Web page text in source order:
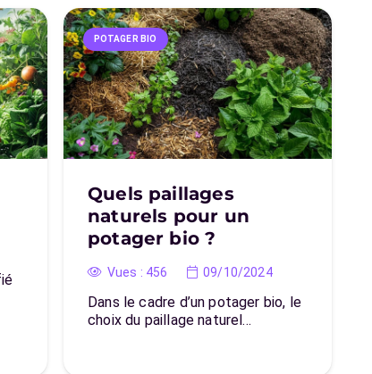
POTAGER BIO
Quels paillages
naturels pour un
potager bio ?
Vues : 456 09/10/2024
Dans le cadre d’un potager bio, le
choix du paillage naturel…